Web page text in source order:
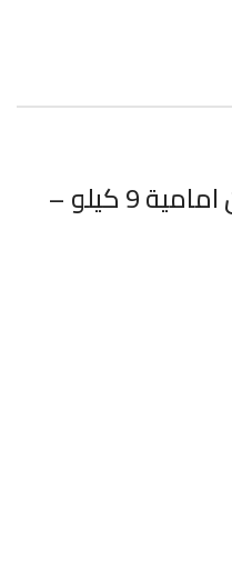
مواصفات غسالة ايكون امامية 9 كيلو –